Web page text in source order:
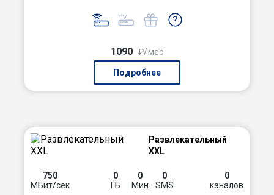
1090 ₽/мес
Подробнее
Развлекательный
XXL
750
МБит/сек
0
ГБ
0
Мин
0
SMS
0
каналов